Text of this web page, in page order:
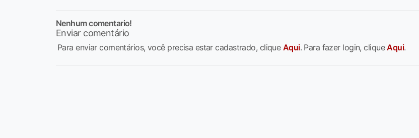
Nenhum comentario!
Enviar comentário
Para enviar comentários, você precisa estar cadastrado, clique Aqui. Para fazer login, cliqueAqui.